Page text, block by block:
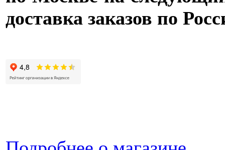
доставка заказов по